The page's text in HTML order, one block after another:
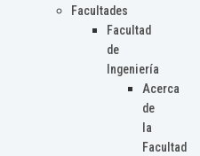
Facultades
Facultad
de
Ingeniería
Acerca
de
la
Facultad